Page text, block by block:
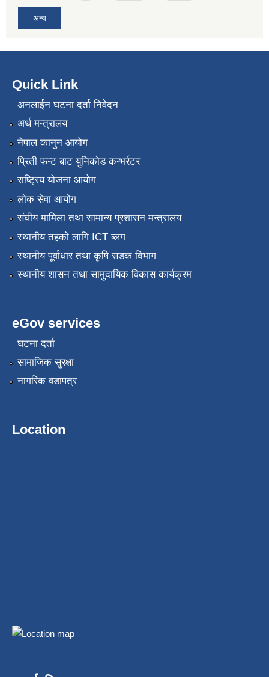
अन्य
Quick Link
अनलाईन घटना दर्ता निवेदन
अर्थ मन्त्रालय
नेपाल कानुन आयोग
प्रिती फन्ट बाट युनिकोड कन्भर्रटर
राष्ट्रिय योजना आयोग
लोक सेवा आयोग
संघीय मामिला तथा सामान्य प्रशासन मन्त्रालय
स्थानीय तहको लागि ICT ब्लग
स्थानीय पूर्वाधार तथा कृषि सडक विभाग
स्थानीय शासन तथा सामुदायिक विकास कार्यक्रम
eGov services
घटना दर्ता
सामाजिक सुरक्षा
नागरिक वडापत्र
Location